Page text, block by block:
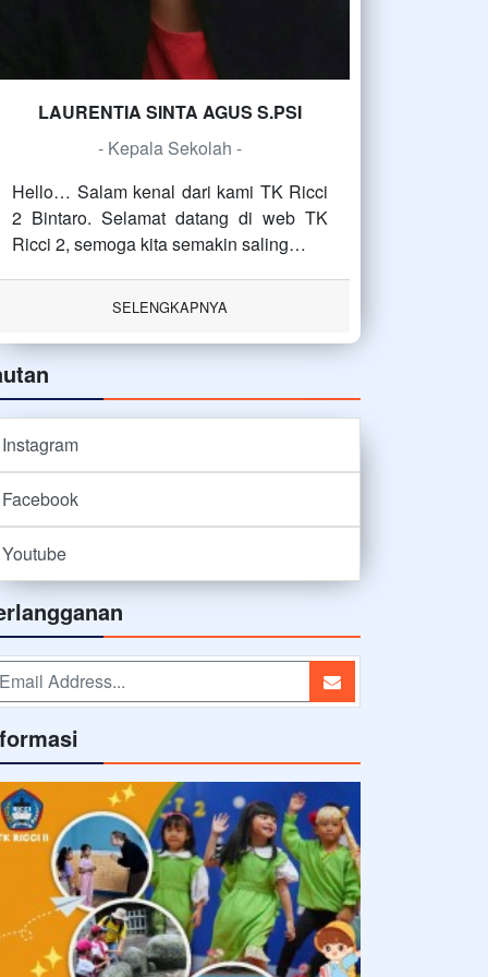
LAURENTIA SINTA AGUS S.PSI
- Kepala Sekolah -
Hello… Salam kenal dari kami TK Ricci
2 Bintaro. Selamat datang di web TK
Ricci 2, semoga kita semakin saling…
SELENGKAPNYA
Instagram
Facebook
Youtube